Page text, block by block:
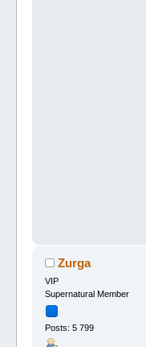
Zurga
VIP
Supernatural Member
Posts: 5 799